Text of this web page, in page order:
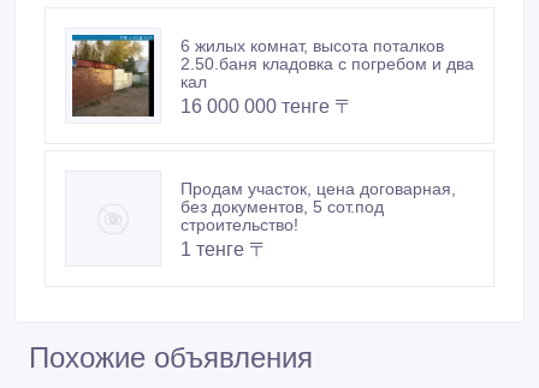
6 жилых комнат, высота поталков
2.50.баня кладовка с погребом и два
кал
16 000 000 тенге 〒
Продам участок, цена договарная,
без документов, 5 сот.под
строительство!
1 тенге 〒
Похожие объявления